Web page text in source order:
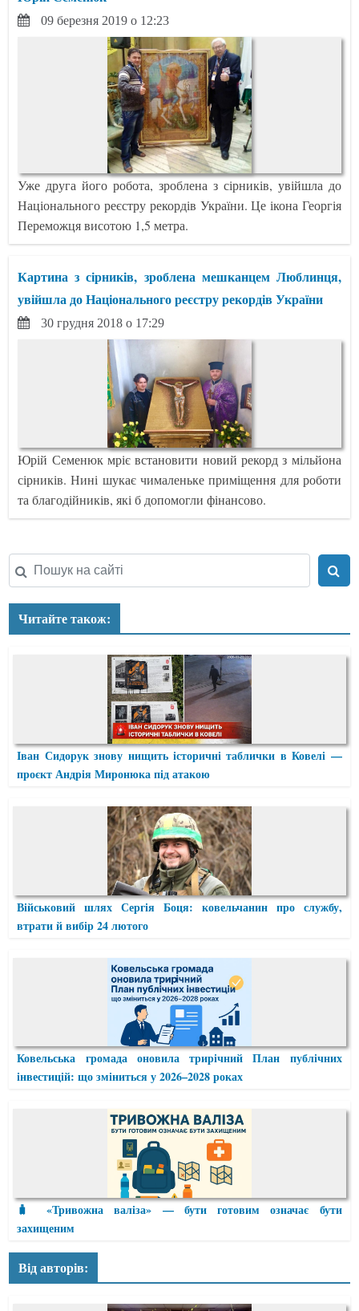
09 березня 2019 о 12:23
Уже друга його робота, зроблена з сірників, увійшла до
Національного реєстру рекордів України. Це ікона Георгія
Переможця висотою 1,5 метра.
Картина з сірників, зроблена мешканцем Люблинця,
увійшла до Національного реєстру рекордів України
30 грудня 2018 о 17:29
Юрій Семенюк мріє встановити новий рекорд з мільйона
сірників. Нині шукає чималеньке приміщення для роботи
та благодійників, які б допомогли фінансово.
Читайте також:
Іван Сидорук знову нищить історичні таблички в Ковелі —
проєкт Андрія Миронюка під атакою
Військовий шлях Сергія Боця: ковельчанин про службу,
втрати й вибір 24 лютого
Ковельська громада оновила трирічний План публічних
інвестицій: що зміниться у 2026–2028 роках
🧳 «Тривожна валіза» — бути готовим означає бути
захищеним
Від авторів: